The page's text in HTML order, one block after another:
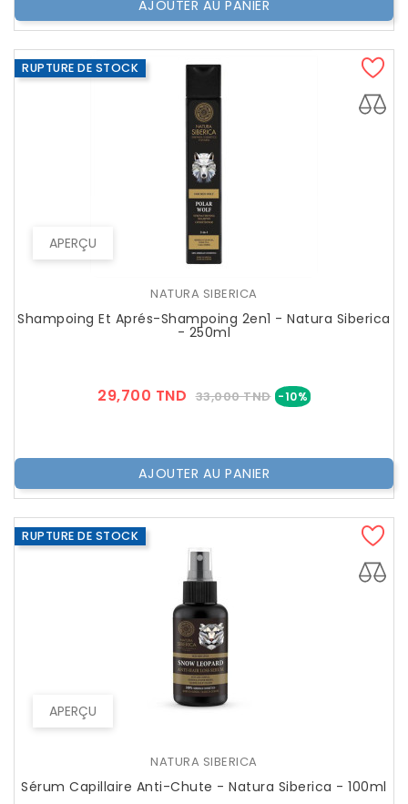
AJOUTER AU PANIER
APERÇU
RUPTURE DE STOCK
NATURA SIBERICA
Shampoing Et Aprés-Shampoing 2en1 - Natura Siberica
- 250ml
29,700 TND Prix
33,000 TND -10%Prix
AJOUTER AU PANIER
APERÇU
RUPTURE DE STOCK
NATURA SIBERICA
Sérum Capillaire Anti-Chute - Natura Siberica - 100ml